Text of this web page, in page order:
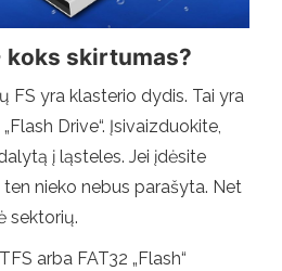
koks skirtumas?
FS yra klasterio dydis. Tai yra
Drive“. Įsivaizduokite,
į ląsteles. Jei įdėsite
nieko nebus parašyta. Net
sektorių.
arba FAT32 „Flash“